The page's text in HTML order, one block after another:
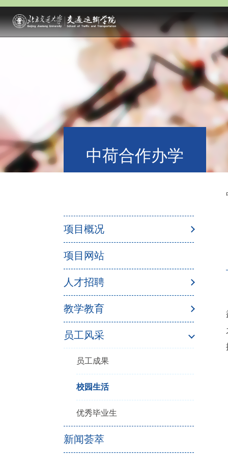
中荷合作办学
项目概况
项目网站
人才招聘
教学教育
员工风采
员工成果
校园生活
优秀毕业生
新闻荟萃